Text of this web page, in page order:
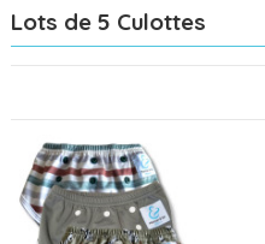
Lots de 5 Culottes